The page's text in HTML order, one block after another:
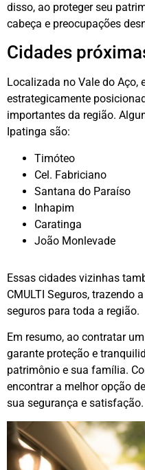
disso, ao proteger seu
cabeça e preocupações
Cidades
Localizada no Vale do Aço,
estrategicamente
importantes da região.
Ipatinga são:
Timóteo
Cel. Fabriciano
Santana do Paraíso
Inhapim
Caratinga
João Monlevade
Essas cidades vizinhas
CMULTI Seguros, trazendo
seguros para toda a região.
Em resumo, ao contratar
garante proteção e
patrimônio e sua família.
encontrar a melhor opção
sua segurança e satisfação.